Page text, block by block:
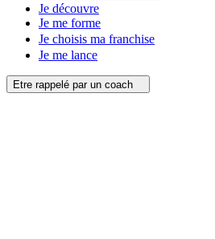
Je découvre
Je me forme
Je choisis ma franchise
Je me lance
Etre rappelé par un coach